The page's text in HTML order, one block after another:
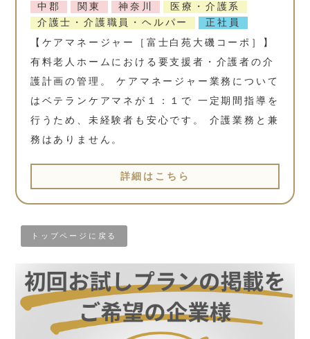
中郡 関東 神奈川
医療・介護系
介護士・介護職員・ヘルパー
正社員
【ケアマネージャー［富士白苑大磯コーポ］】
有料老人ホームにおける要支援者・介護者の介
護計画の管理。 ケアマネージャー業務について
はベテランケアマネが１：１で 一定期間指導を
行うため、未経験者も安心です。 介護業務と兼
務はありません。
詳細はこちら
トップページに戻る